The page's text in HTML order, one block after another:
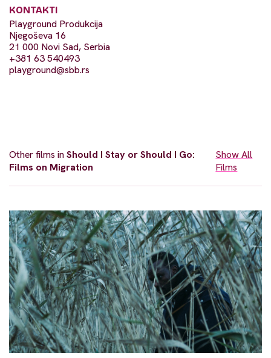
KONTAKTI
Playground Produkcija
Njegoševa 16
21 000 Novi Sad, Serbia
+381 63 540493
playground@sbb.rs
Other films inShould I Stay or Should I Go:
Films on Migration
Show All
Films